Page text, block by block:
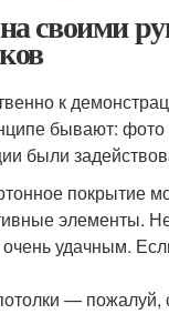
своими
к
бывают:
были
покрытие
элементы.
удачным.
—